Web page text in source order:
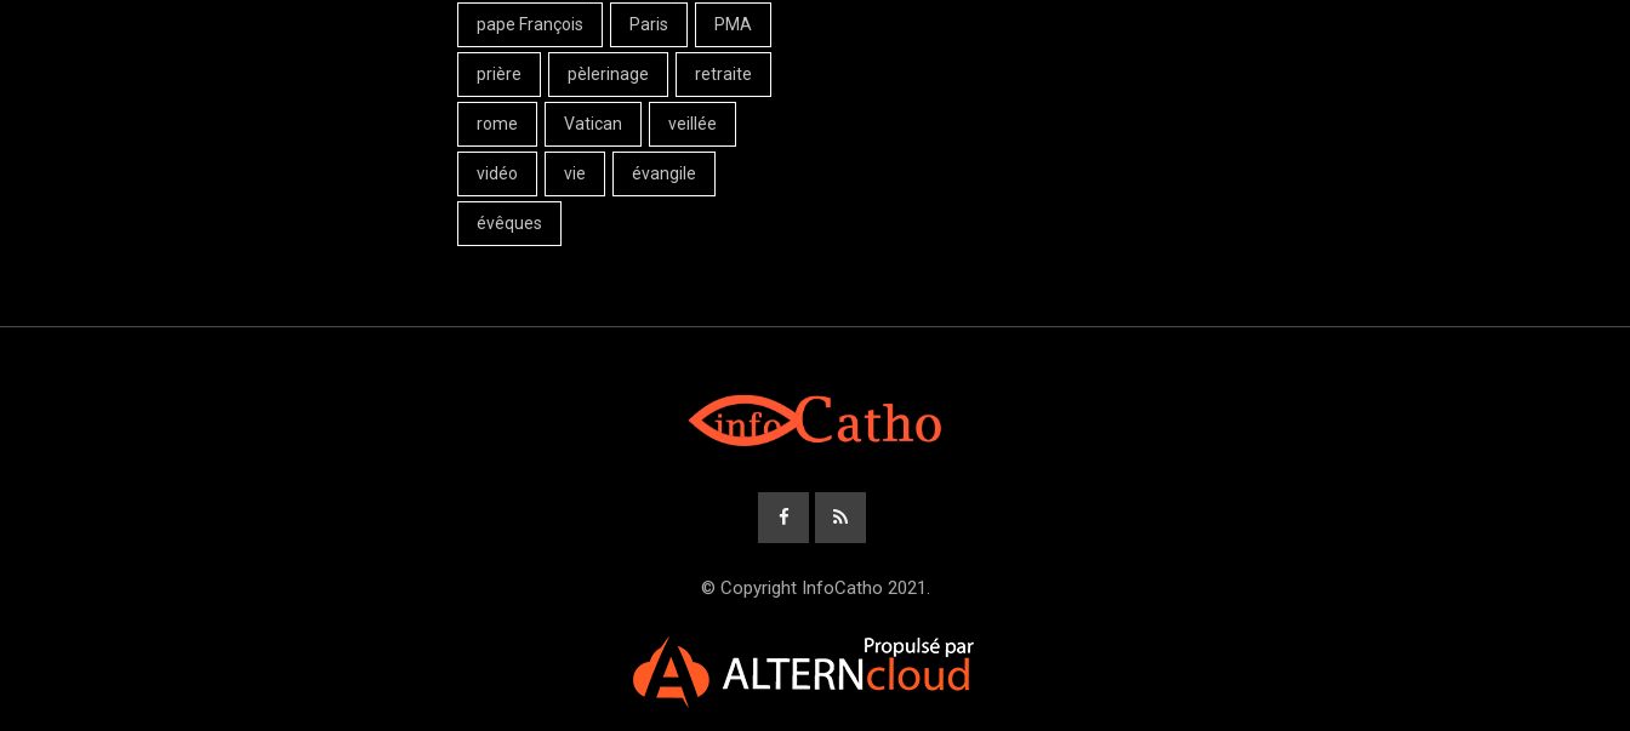
pape François Paris PMA
prière pèlerinage retraite
rome Vatican veillée
vidéo vie évangile
évêques
© Copyright InfoCatho 2021.